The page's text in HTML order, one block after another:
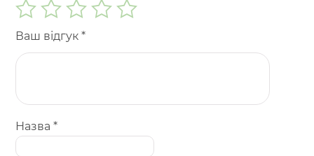
Ваш відгук*
Назва*